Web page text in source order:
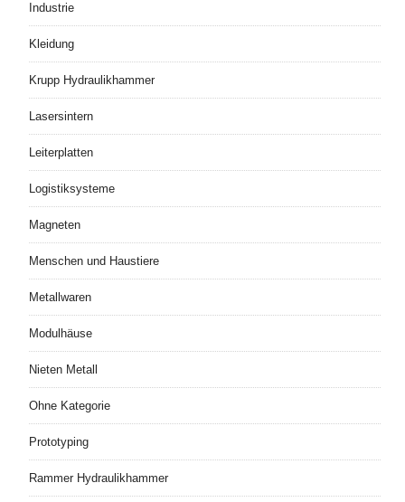
Industrie
Kleidung
Krupp Hydraulikhammer
Lasersintern
Leiterplatten
Logistiksysteme
Magneten
Menschen und Haustiere
Metallwaren
Modulhäuse
Nieten Metall
Ohne Kategorie
Prototyping
Rammer Hydraulikhammer